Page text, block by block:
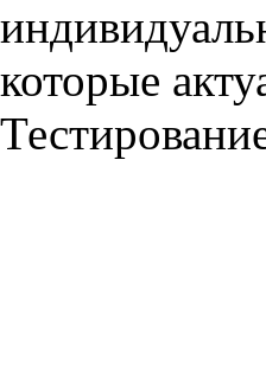
которые